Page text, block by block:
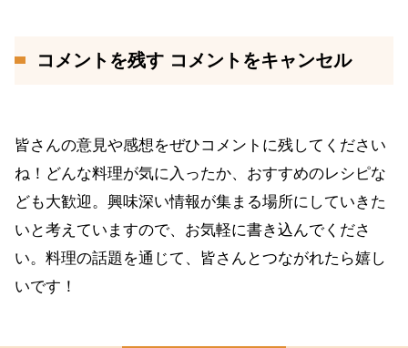
コメントを残す コメントをキャンセル
皆さんの意見や感想をぜひコメントに残してください
ね！どんな料理が気に入ったか、おすすめのレシピな
ども大歓迎。興味深い情報が集まる場所にしていきた
いと考えていますので、お気軽に書き込んでくださ
い。料理の話題を通じて、皆さんとつながれたら嬉し
いです！